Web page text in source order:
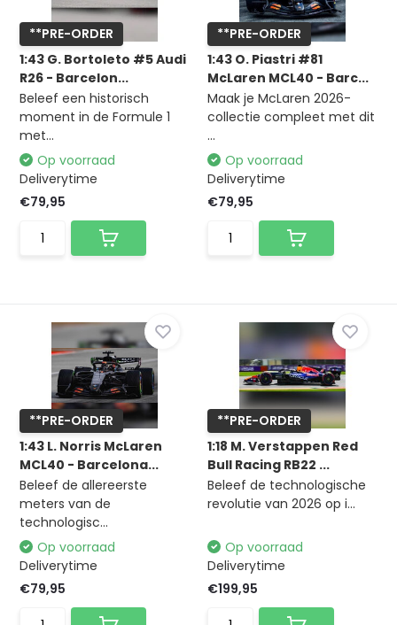
**PRE-ORDER
1:43 G. Bortoleto #5 Audi
R26 - Barcelon...
Beleef een historisch
moment in de Formule 1
met...
Op voorraad
Deliverytime
€79,95
**PRE-ORDER
1:43 O. Piastri #81
McLaren MCL40 - Barc...
Maak je McLaren 2026-
collectie compleet met dit
...
Op voorraad
Deliverytime
€79,95
**PRE-ORDER
1:43 L. Norris McLaren
MCL40 - Barcelona...
Beleef de allereerste
meters van de
technologisc...
Op voorraad
Deliverytime
€79,95
**PRE-ORDER
1:18 M. Verstappen Red
Bull Racing RB22 ...
Beleef de technologische
revolutie van 2026 op i...
Op voorraad
Deliverytime
€199,95